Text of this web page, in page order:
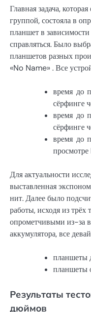
Главная задача,
группой, состояла в
планшет в
справляться. Было
планшетов разных
«No Name» . Все
время до
сёрфинге
время до
сёрфинге
время до
Для актуальности
выставленная
нит. Далее было
работы, исходя из трёх
опрометчивыми из-за
аккумулятора, все
планшеты
планшеты
Результаты
дюймов